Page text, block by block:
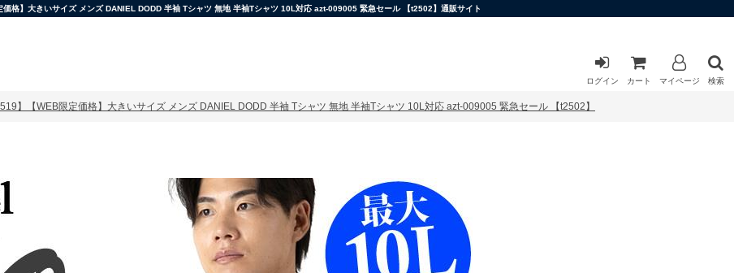
】大きいサイズ メンズ DANIEL DODD 半袖 Tシャツ 無地 半袖Tシャツ 10L対応 azt-009005 緊急セール 【t2502】通販サイト
ログイン カート マイページ 検索
】【WEB限定価格】大きいサイズ メンズ DANIEL DODD 半袖 Tシャツ 無地 半袖Tシャツ 10L対応 azt-009005 緊急セール 【t2502】